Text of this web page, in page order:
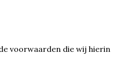
voorwaarden die wij hierin